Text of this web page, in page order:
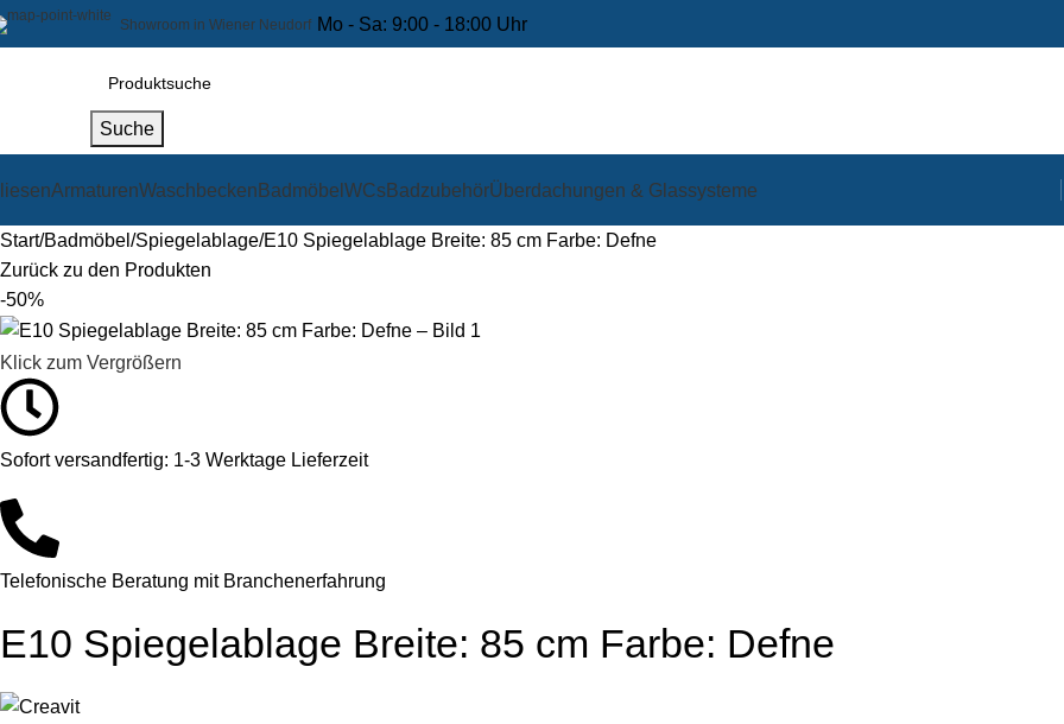
Showroom in Wiener Neudorf Mo - Sa: 9:00 - 18:00 Uhr
Suche
ArmaturenWaschbecken Badmöbel WCsBadzubehörÜberdachungen & Glassysteme
Start Badmöbel Spiegelablage E10 Spiegelablage Breite: 85 cm Farbe: Defne
Zurück zu den Produkten
-50%
Klick zum Vergrößern
Sofort versandfertig: 1-3 Werktage Lieferzeit
Telefonische Beratung mit Branchenerfahrung
E10 Spiegelablage Breite: 85 cm Farbe: Defne